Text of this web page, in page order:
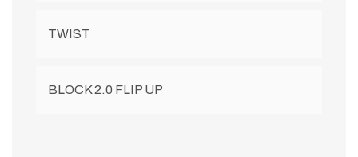
TWIST
BLOCK 2.0 FLIP UP